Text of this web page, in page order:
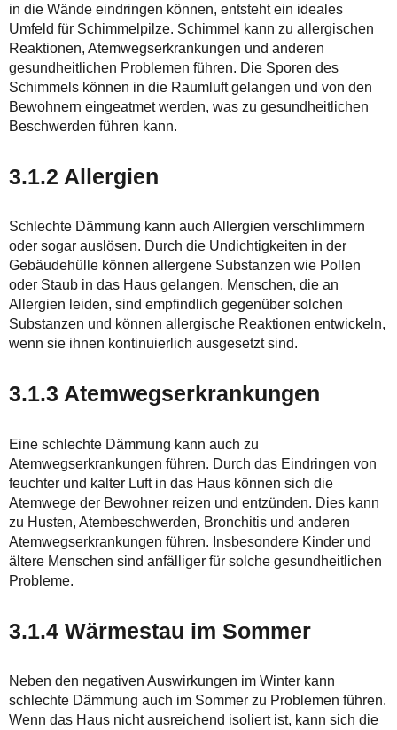
in die Wände eindringen können, entsteht ein ideales
Umfeld für Schimmelpilze. Schimmel kann zu allergischen
Reaktionen, Atemwegserkrankungen und anderen
gesundheitlichen Problemen führen. Die Sporen des
Schimmels können in die Raumluft gelangen und von den
Bewohnern eingeatmet werden, was zu gesundheitlichen
Beschwerden führen kann.
3.1.2 Allergien
Schlechte Dämmung kann auch Allergien verschlimmern
oder sogar auslösen. Durch die Undichtigkeiten in der
Gebäudehülle können allergene Substanzen wie Pollen
oder Staub in das Haus gelangen. Menschen, die an
Allergien leiden, sind empfindlich gegenüber solchen
Substanzen und können allergische Reaktionen entwickeln,
wenn sie ihnen kontinuierlich ausgesetzt sind.
3.1.3 Atemwegserkrankungen
Eine schlechte Dämmung kann auch zu
Atemwegserkrankungen führen. Durch das Eindringen von
feuchter und kalter Luft in das Haus können sich die
Atemwege der Bewohner reizen und entzünden. Dies kann
zu Husten, Atembeschwerden, Bronchitis und anderen
Atemwegserkrankungen führen. Insbesondere Kinder und
ältere Menschen sind anfälliger für solche gesundheitlichen
Probleme.
3.1.4 Wärmestau im Sommer
Neben den negativen Auswirkungen im Winter kann
schlechte Dämmung auch im Sommer zu Problemen führen.
Wenn das Haus nicht ausreichend isoliert ist, kann sich die